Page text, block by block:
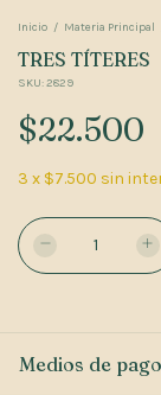
Inicio / Materia Principal
TRES TÍTERES
SKU:2829
$22.500
3 x $7.500 sin
Medios de pago